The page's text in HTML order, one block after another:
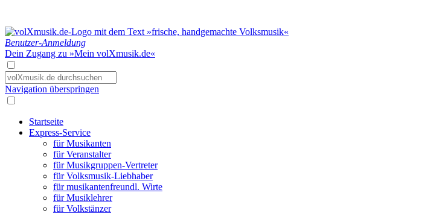
Benutzer-Anmeldung
Dein Zugang zu »Mein volXmusik.de«
Navigation überspringen
Startseite
Express-Service
für Musikanten
für Veranstalter
für Musikgruppen-Vertreter
für Volksmusik-Liebhaber
für musikantenfreundl. Wirte
für Musiklehrer
für Volkstänzer